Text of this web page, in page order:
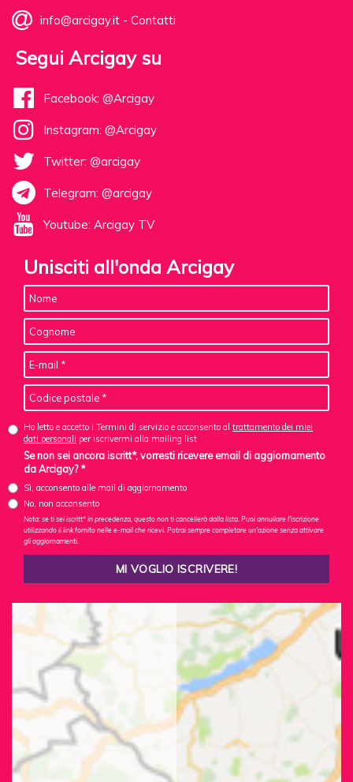
info@arcigay.it - Contatti
Segui Arcigay su
Facebook: @Arcigay
Instagram: @Arcigay
Twitter: @arcigay
Telegram: @arcigay
Youtube: Arcigay TV
Unisciti all'onda Arcigay
Ho letto e accetto i Termini di servizio e acconsento al trattamento dei miei
dati personali per iscrivermi alla mailing list
Se non sei ancora iscritt*, vorresti ricevere email di aggiornamento
da Arcigay? *
Sì, acconsento alle mail di aggiornamento
No, non acconsento
Nota: se ti sei iscritt* in precedenza, questo non ti cancellerà dalla lista. Puoi annullare l'iscrizione
utilizzando il link fornito nelle e-mail che ricevi. Potrai sempre completare un'azione senza attivare
gli aggiornamenti.